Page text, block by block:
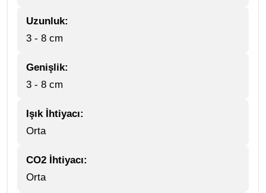
Uzunluk:
3 - 8 cm
Genişlik:
3 - 8 cm
Işık İhtiyacı:
Orta
CO2 İhtiyacı:
Orta